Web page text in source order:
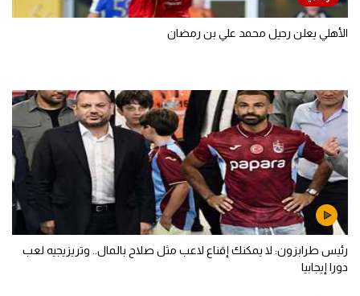
الأهلي يعلن رحيل محمد علي بن رمضان
رئيس طرابزون: لا يمكنك إقناع لاعب مثل صلاح بالمال.. وتريزيجيه لعب
دورا إيجابيا